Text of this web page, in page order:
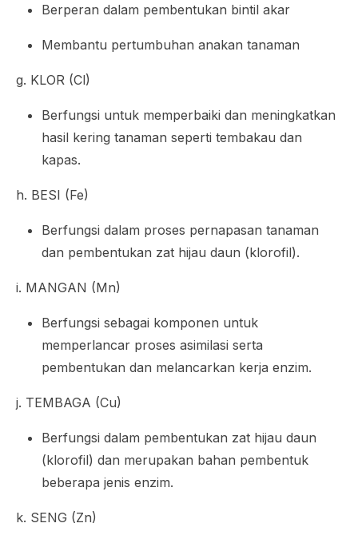
Berperan dalam pembentukan bintil akar
Membantu pertumbuhan anakan tanaman
g. KLOR (Cl)
Berfungsi untuk memperbaiki dan meningkatkan
hasil kering tanaman seperti tembakau dan
kapas.
h. BESI (Fe)
Berfungsi dalam proses pernapasan tanaman
dan pembentukan zat hijau daun (klorofil).
i. MANGAN (Mn)
Berfungsi sebagai komponen untuk
memperlancar proses asimilasi serta
pembentukan dan melancarkan kerja enzim.
j. TEMBAGA (Cu)
Berfungsi dalam pembentukan zat hijau daun
(klorofil) dan merupakan bahan pembentuk
beberapa jenis enzim.
k. SENG (Zn)